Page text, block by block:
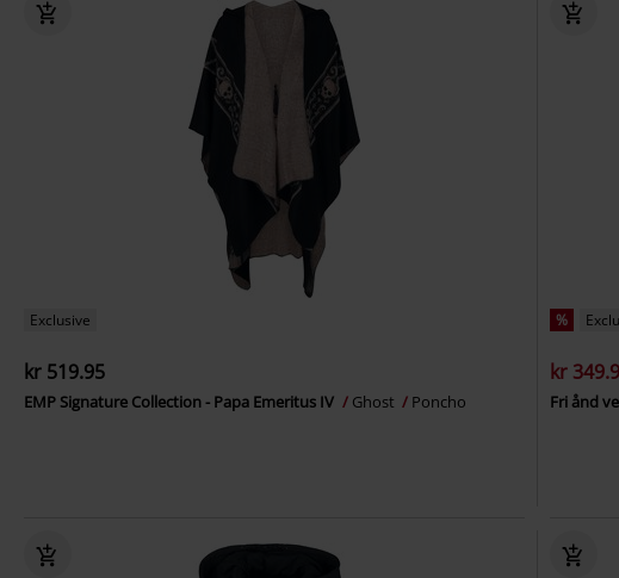
Exclusive
kr 519.95
EMP Signature Collection - Papa Emeritus IV Ghost Poncho
%
kr
Fri ånd